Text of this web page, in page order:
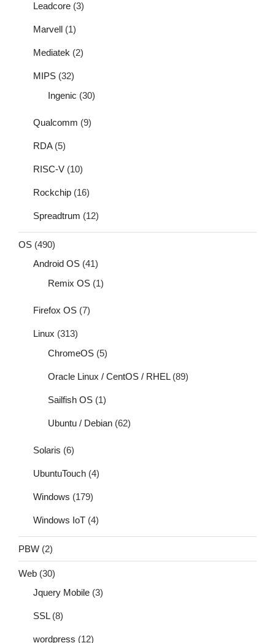
Leadcore (3)
Marvell (1)
Mediatek (2)
MIPS (32)
Ingenic (30)
Qualcomm (9)
RDA(5)
RISC-V (10)
Rockchip (16)
Spreadtrum (12)
OS (490)
Android OS (41)
Remix OS (1)
Firefox OS (7)
Linux (313)
ChromeOS (5)
Oracle Linux / CentOS / RHEL(89)
Sailfish OS (1)
Ubuntu / Debian (62)
Solaris (6)
UbuntuTouch (4)
Windows (179)
Windows IoT (4)
PBW (2)
Web (30)
Jquery Mobile (3)
SSL(8)
wordpress (12)